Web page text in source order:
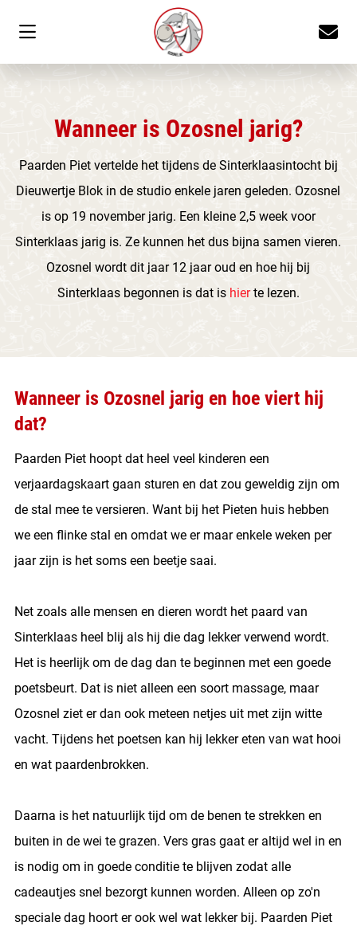
Wanneer is Ozosnel jarig?
Paarden Piet vertelde het tijdens de Sinterklaasintocht bij
Dieuwertje Blok in de studio enkele jaren geleden. Ozosnel
is op 19 november jarig. Een kleine 2,5 week voor
Sinterklaas jarig is. Ze kunnen het dus bijna samen vieren.
Ozosnel wordt dit jaar 12 jaar oud en hoe hij bij
Sinterklaas begonnen is dat is hierte lezen.
Wanneer is Ozosnel jarig en hoe viert hij
dat?
Paarden Piet hoopt dat heel veel kinderen een
verjaardagskaart gaan sturen en dat zou geweldig zijn om
de stal mee te versieren. Want bij het Pieten huis hebben
we een flinke stal en omdat we er maar enkele weken per
jaar zijn is het soms een beetje saai.
Net zoals alle mensen en dieren wordt het paard van
Sinterklaas heel blij als hij die dag lekker verwend wordt.
Het is heerlijk om de dag dan te beginnen met een goede
poetsbeurt. Dat is niet alleen een soort massage, maar
Ozosnel ziet er dan ook meteen netjes uit met zijn witte
vacht. Tijdens het poetsen kan hij lekker eten van wat hooi
en wat paardenbrokken.
Daarna is het natuurlijk tijd om de benen te strekken en
buiten in de wei te grazen. Vers gras gaat er altijd wel in en
is nodig om in goede conditie te blijven zodat alle
cadeautjes snel bezorgt kunnen worden. Alleen op zo'n
speciale dag hoort er ook wel wat lekker bij. Paarden Piet